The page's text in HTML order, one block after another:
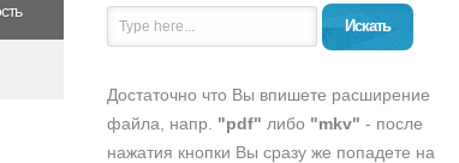
Искать
Достаточно что Вы впишете расширение
файла, напр. "pdf" либо "mkv" - после
нажатия кнопки Вы сразу же попадете на